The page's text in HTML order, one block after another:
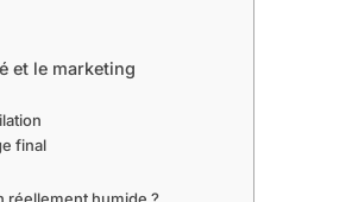
et le marketing
final